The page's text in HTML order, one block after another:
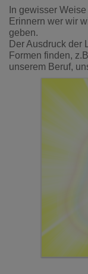
In gewisser
Erinnern wer wir
geben.
Der Ausdruck der
Formen finden,
unserem Beruf,